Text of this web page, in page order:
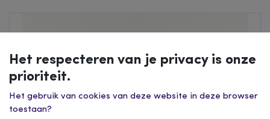
Het respecteren van je privacy is onze
prioriteit.
Het gebruik van cookies van deze website in deze browser
toestaan?